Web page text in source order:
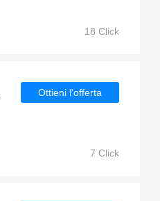
18 Click
Ottieni l'offerta
7 Click